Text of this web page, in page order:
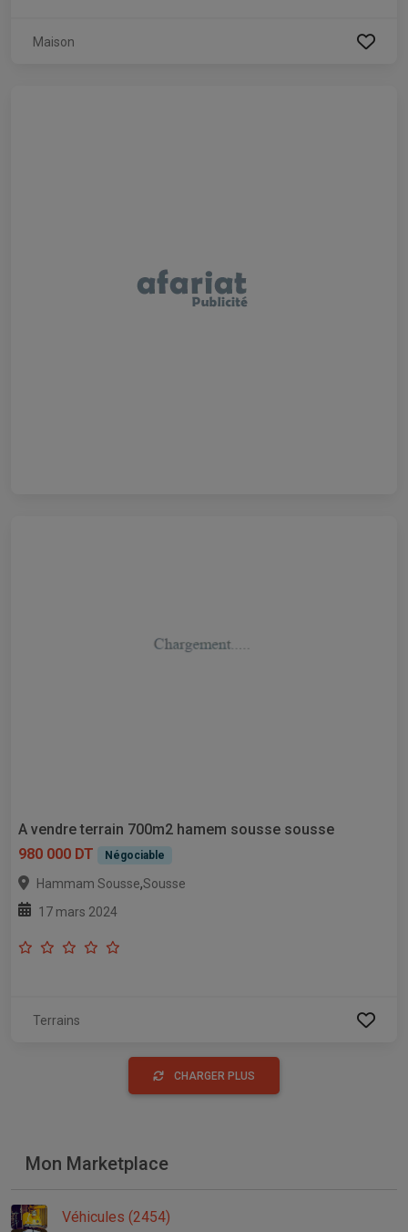
Maison
A vendre terrain 700m2 hamem sousse sousse
980 000 DT
Négociable
Hammam Sousse,Sousse
17 mars 2024
Terrains
CHARGER PLUS
Mon Marketplace
Véhicules (2454)